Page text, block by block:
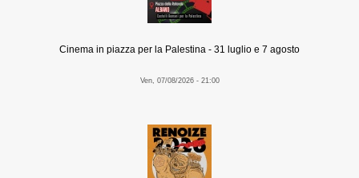
Cinema in piazza per la Palestina - 31 luglio e 7 agosto
Ven, 07/08/2026 - 21:00